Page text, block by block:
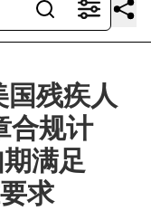
残疾人
合规计
满足
求